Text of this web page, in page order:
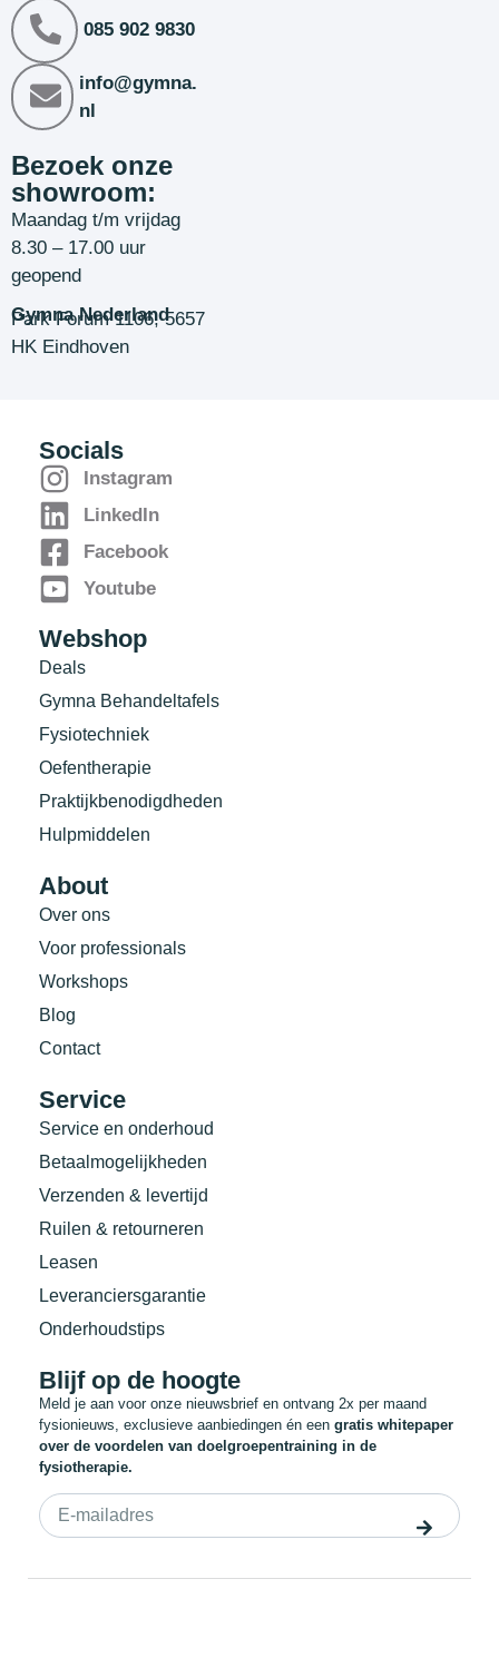
085 902 9830
info@gymna.
nl
Bezoek onze
showroom:
Maandag t/m vrijdag
8.30 – 17.00 uur
geopend
Gymna Nederland
Park Forum 1106, 5657
HK Eindhoven
Socials
Instagram
LinkedIn
Facebook
Youtube
Webshop
Deals
Gymna Behandeltafels
Fysiotechniek
Oefentherapie
Praktijkbenodigdheden
Hulpmiddelen
About
Over ons
Voor professionals
Workshops
Blog
Contact
Service
Service en onderhoud
Betaalmogelijkheden
Verzenden & levertijd
Ruilen & retourneren
Leasen
Leveranciersgarantie
Onderhoudstips
Blijf op de hoogte
Meld je aan voor onze nieuwsbrief en ontvang 2x per maand
fysionieuws, exclusieve aanbiedingen én een gratis whitepaper
over de voordelen van doelgroepentraining in de
fysiotherapie.